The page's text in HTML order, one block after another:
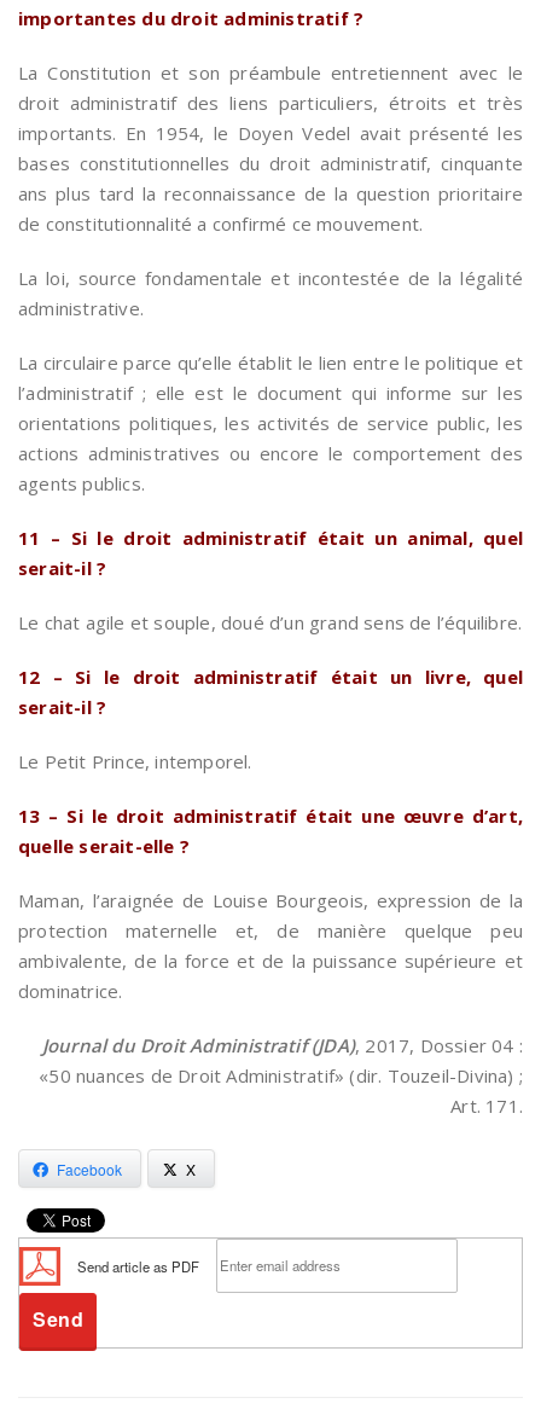
importantes du droit administratif ?
La Constitution et son préambule entretiennent avec le
droit administratif des liens particuliers, étroits et très
importants. En 1954, le Doyen Vedel avait présenté les
bases constitutionnelles du droit administratif, cinquante
ans plus tard la reconnaissance de la question prioritaire
de constitutionnalité a confirmé ce mouvement.
La loi, source fondamentale et incontestée de la légalité
administrative.
La circulaire parce qu’elle établit le lien entre le politique et
l’administratif ; elle est le document qui informe sur les
orientations politiques, les activités de service public, les
actions administratives ou encore le comportement des
agents publics.
11 – Si le droit administratif était un animal, quel
serait-il ?
Le chat agile et souple, doué d’un grand sens de l’équilibre.
12 – Si le droit administratif était un livre, quel
serait-il ?
Le Petit Prince, intemporel.
13 – Si le droit administratif était une œuvre d’art,
quelle serait-elle ?
Maman, l’araignée de Louise Bourgeois, expression de la
protection maternelle et, de manière quelque peu
ambivalente, de la force et de la puissance supérieure et
dominatrice.
Journal du Droit Administratif (JDA), 2017, Dossier 04 :
«50 nuances de Droit Administratif» (dir. Touzeil-Divina) ;
Art. 171.
Facebook X
Send article as PDF